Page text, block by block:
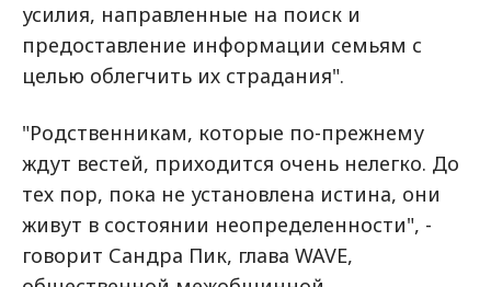
усилия, направленные на поиск и
предоставление информации семьям с
целью облегчить их страдания".
"Родственникам, которые по-прежнему
ждут вестей, приходится очень нелегко. До
тех пор, пока не установлена истина, они
живут в состоянии неопределенности", -
говорит Сандра Пик, глава WAVE,